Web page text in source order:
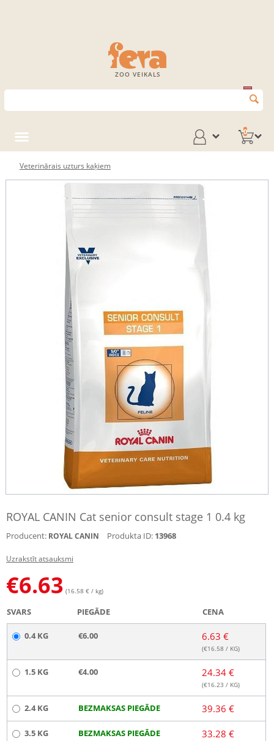
ZOO VEIKALS
0
Veterinārais uzturs kaķiem
ROYAL CANIN Cat senior consult stage 1 0.4 kg
Producent: ROYAL CANIN Produkta ID: 13968
Uzrakstīt atsauksmi
€6.63 (16.58 € / kg)
SVARS PIEGĀDE CENA
0.4 KG €6.00 6.63 €
(€16.58 / KG)
1.5 KG €4.00 24.34 €
(€16.23 / KG)
2.4 KG BEZMAKSAS PIEGĀDE 39.36 €
3.5 KG BEZMAKSAS PIEGĀDE 33.28 €